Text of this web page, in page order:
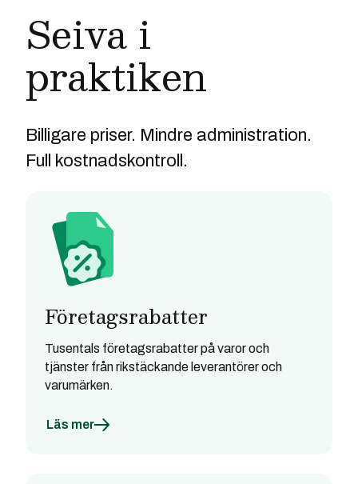
Seiva i
praktiken
Billigare priser. Mindre administration.
Full kostnadskontroll.
Företagsrabatter
Tusentals företagsrabatter på varor och
tjänster från rikstäckande leverantörer och
varumärken.
Läs mer